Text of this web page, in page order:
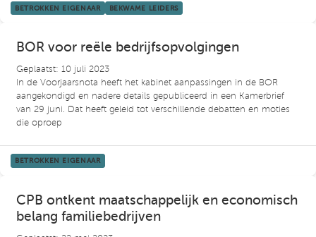
BETROKKEN EIGENAAR BEKWAME LEIDERS
BOR voor reële bedrijfsopvolgingen
Geplaatst: 10 juli 2023
In de Voorjaarsnota heeft het kabinet aanpassingen in de BOR
aangekondigd en nadere details gepubliceerd in een Kamerbrief
van 29 juni. Dat heeft geleid tot verschillende debatten en moties
die oproep
BETROKKEN EIGENAAR
CPB ontkent maatschappelijk en economisch
belang familiebedrijven